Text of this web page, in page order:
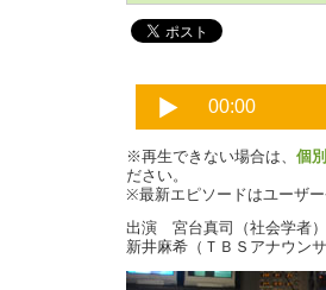
※再生できない場合は、 個
ださい。
※最新エピソードはユーザ
出演 宮台真司（社会学者
新井麻希（ＴＢＳアナウン